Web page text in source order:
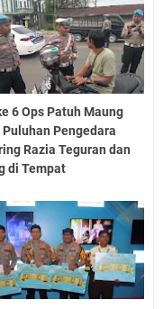
6 Ops Patuh Maung
Puluhan Pengedara
Razia Teguran dan
di Tempat